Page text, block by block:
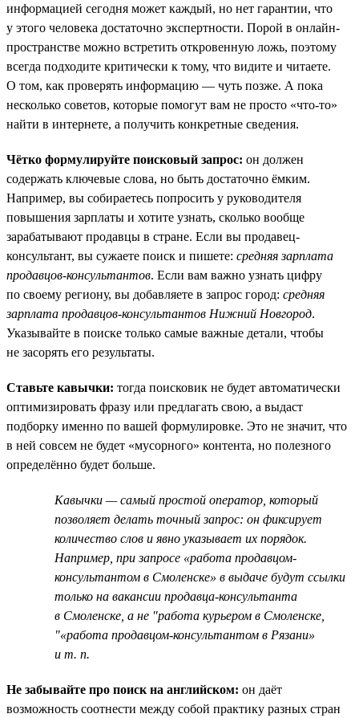
информацией сегодня может каждый, но нет гарантии, что
у этого человека достаточно экспертности. Порой в онлайн-
пространстве можно встретить откровенную ложь, поэтому
всегда подходите критически к тому, что видите и читаете.
О том, как проверять информацию — чуть позже. А пока
несколько советов, которые помогут вам не просто «что-то»
найти в интернете, а получить конкретные сведения.
Чётко формулируйте поисковый запрос: он должен
содержать ключевые слова, но быть достаточно ёмким.
Например, вы собираетесь попросить у руководителя
повышения зарплаты и хотите узнать, сколько вообще
зарабатывают продавцы в стране. Если вы продавец-
консультант, вы сужаете поиск и пишете: средняя зарплата
продавцов-консультантов. Если вам важно узнать цифру
по своему региону, вы добавляете в запрос город: средняя
зарплата продавцов-консультантов Нижний Новгород.
Указывайте в поиске только самые важные детали, чтобы
не засорять его результаты.
Ставьте кавычки: тогда поисковик не будет автоматически
оптимизировать фразу или предлагать свою, а выдаст
подборку именно по вашей формулировке. Это не значит, что
в ней совсем не будет «мусорного» контента, но полезного
определённо будет больше.
Кавычки — самый простой оператор, который
позволяет делать точный запрос: он фиксирует
количество слов и явно указывает их порядок.
Например, при запросе «работа продавцом-
консультантом в Смоленске» в выдаче будут ссылки
только на вакансии продавца-консультанта
в Смоленске, а не "работа курьером в Смоленске,
"«работа продавцом-консультантом в Рязани»
и т. п.
Не забывайте про поиск на английском: он даёт
возможность соотнести между собой практику разных стран